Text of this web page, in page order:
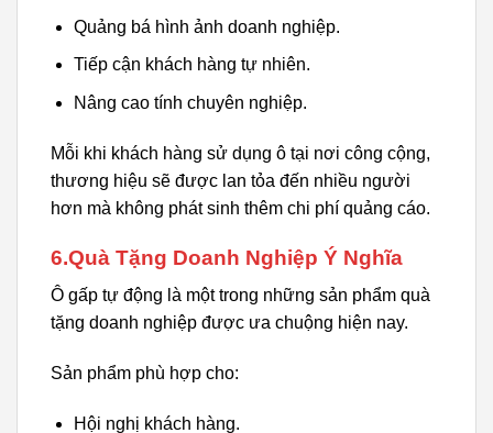
Quảng bá hình ảnh doanh nghiệp.
Tiếp cận khách hàng tự nhiên.
Nâng cao tính chuyên nghiệp.
Mỗi khi khách hàng sử dụng ô tại nơi công cộng,
thương hiệu sẽ được lan tỏa đến nhiều người
hơn mà không phát sinh thêm chi phí quảng cáo.
6.Quà Tặng Doanh Nghiệp Ý Nghĩa
Ô gấp tự động là một trong những sản phẩm quà
tặng doanh nghiệp được ưa chuộng hiện nay.
Sản phẩm phù hợp cho:
Hội nghị khách hàng.